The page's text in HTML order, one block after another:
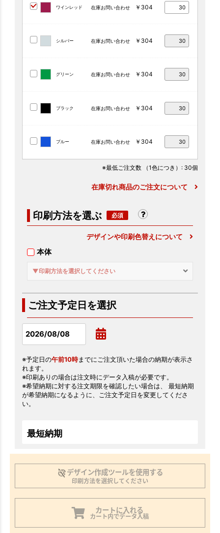
ワインレッド 在庫お問い合わせ ￥304
シルバー 在庫お問い合わせ ￥304
グリーン 在庫お問い合わせ ￥304
ブラック 在庫お問い合わせ ￥304
ブルー 在庫お問い合わせ ￥304
※最低ご注文数 （1色につき） : 30個
在庫切れ商品のご注文について
印刷方法を選ぶ
デザインや印刷色替えについて
本体
▼印刷方法を選択してください
ご注文予定日を選択
※予定日の午前10時までにご注文頂いた場合の納期が表示さ
れます。
※印刷ありの場合は注文時にデータ入稿が必要です。
※希望納期に対する注文期限を確認したい場合は、 最短納期
が希望納期になるように、ご注文予定日を変更してくださ
い。
最短納期
デザイン作成ツールを使用する
印刷方法を選択してください
カートに入れる
カート内でデータ入稿